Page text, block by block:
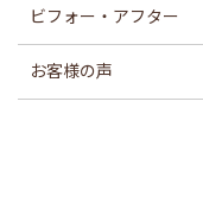
ビフォー・アフター
お客様の声